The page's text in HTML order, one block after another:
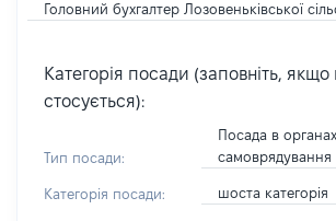
Головний бухгалтер Лозовеньківської
Категорія посади (заповніть, якщо
стосується):
Тип посади:
Посада в
самоврядування
Категорія посади: шоста категорія